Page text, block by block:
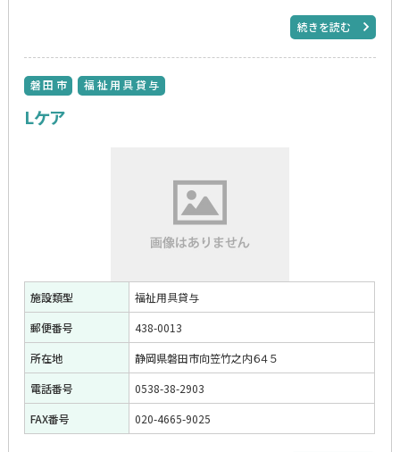
続きを読む
磐田市 福祉用具貸与
Lケア
施設類型
福祉用具貸与
郵便番号
438-0013
所在地
静岡県磐田市向笠竹之内６４５
電話番号
0538-38-2903
FAX番号
020-4665-9025